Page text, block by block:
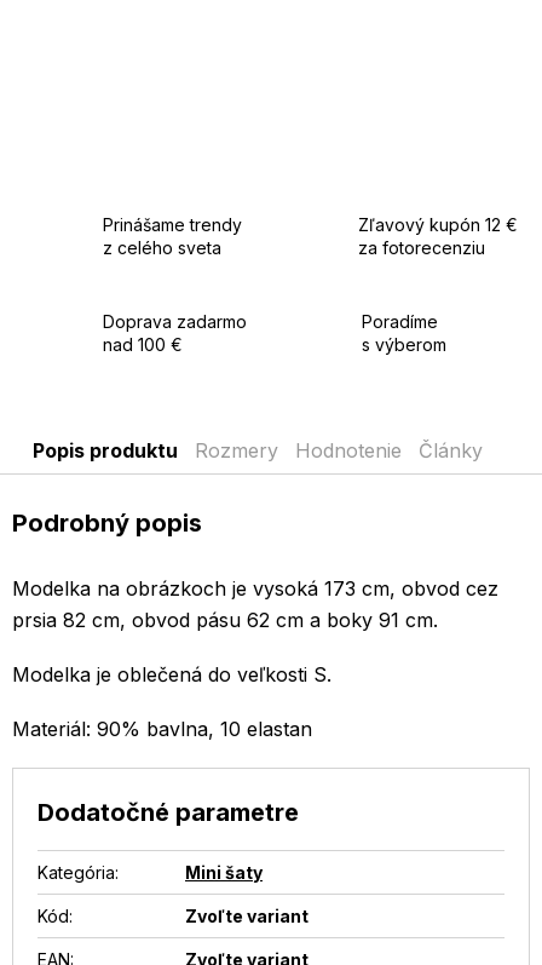
Prinášame trendy
z celého sveta
Zľavový kupón 12 €
za fotorecenziu
Doprava zadarmo
nad 100 €
Poradíme
s výberom
Popis produktu Rozmery Hodnotenie Články
Podrobný popis
Modelka na obrázkoch je vysoká 173 cm, obvod cez
prsia 82 cm, obvod pásu 62 cm a boky 91 cm.
Modelka je oblečená do veľkosti S.
Materiál: 90% bavlna, 10 elastan
Dodatočné parametre
Kategória: Mini šaty
Kód: Zvoľte variant
EAN: Zvoľte variant